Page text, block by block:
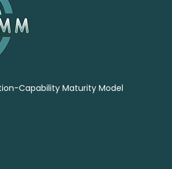
例】从量变到质变：战略引领数字化转型的
| DW数智视野